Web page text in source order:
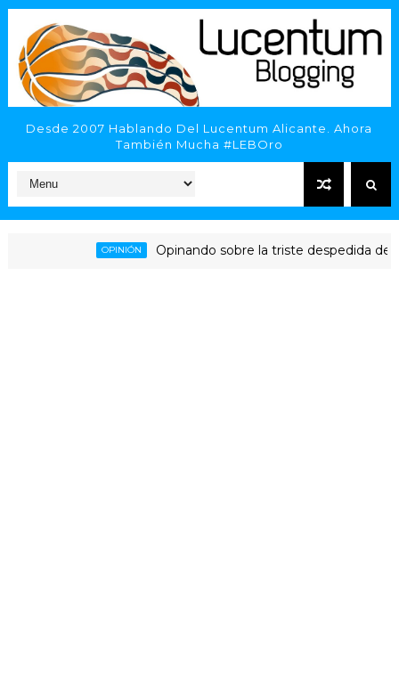
Desde 2007 Hablando Del Lucentum Alicante. Ahora
También Mucha #LEBOro
Opinando sobre la triste despedida del HLA